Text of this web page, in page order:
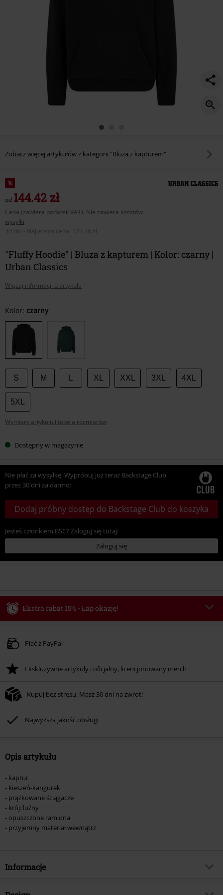
Zobacz więcej artykułów z kategorii "Bluza z kapturem"
%
od 144.42 zł
Cena (zawiera podatek VAT), Nie zawiera kosztów
wysyłki
30 dni - Najlepsza cena
122.76 zł
"Fluffy Hoodie" | Bluza z kapturem | Kolor: czarny |
Urban Classics
Więcej informacji o artykule
Wybierz
swój
rozmiar
Kolor: czarny
S M XL XXL 3XL 4XL
5XL
Wymiary artykułu i tabela rozmiarów
Dostępny w magazynie
Nie płać za wysyłkę. Wypróbuj już teraz Backstage Club
przez 30 dni za darmo:
Dodaj próbny dostęp do Backstage Club do koszyka
Jesteś członkiem BSC? Zaloguj się tutaj:
Zaloguj się
Ekstra rabat 15% - Łap okazję!
Obowiązuje do 2026-08-09
Rabat zostanie automatycznie uwzględniony po wprowadzeniu kodu w czasie
Nie łączy się z innymi kodami promocyjnymi. Promocja nie obejmuje: mediów
Rammstein, (Till) Lindemann, Böhse Onkelz, Broilers, Die Ärzte, Die Toten
Hosen, Metality oraz artykułów z donacją w cenie.
Płać z PayPal
Ekskluzywne artykuły i oficjalny, licencjonowany merch
Kupuj bez stresu. Masz 30 dni na zwrot!
Najwyższa jakość obsługi
Opis artykułu
- kaptur
- kieszeń-kangurek
- prążkowane ściągacze
- krój: luźny
- opuszczone ramiona
- przyjemny materiał wewnątrz
Informacje
Numer artykułu